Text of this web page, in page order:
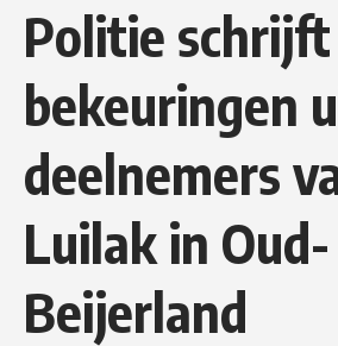
Politie
bekeuringen
deelnemers
Luilak in Oud-
Beijerland